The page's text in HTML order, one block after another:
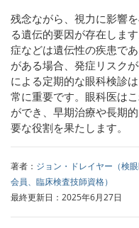
残念ながら、視力に影響
る遺伝的要因が存在しま
症などは遺伝性の疾患で
がある場合、発症リスク
による定期的な眼科検診
常に重要です。眼科医は
ができ、早期治療や長期
要な役割を果たします。
著者： ジョン・ドレイヤー（検
会員、臨床検査技師資格）
最終更新日：2025年6月27日